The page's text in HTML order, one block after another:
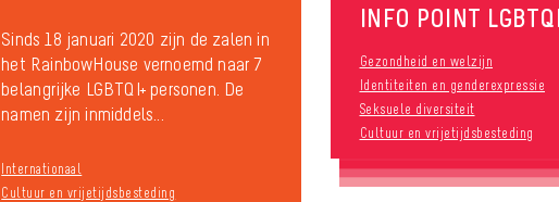
Sinds 18 januari 2020 zijn de zalen in
het RainbowHouse vernoemd naar 7
belangrijke LGBTQI+ personen. De
namen zijn inmiddels...
Internationaal
Cultuur en vrijetijdsbesteding
INFO POINT
Gezondheid en welzijn
Identiteiten en genderexpressie
Seksuele diversiteit
Cultuur en vrijetijdsbesteding